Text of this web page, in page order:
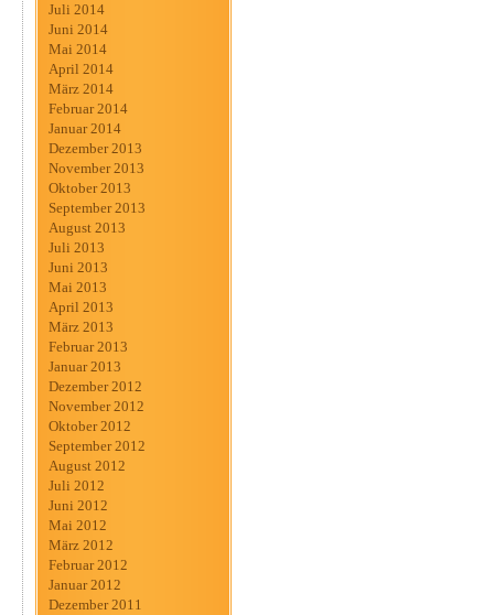
Juli 2014
Juni 2014
Mai 2014
April 2014
März 2014
Februar 2014
Januar 2014
Dezember 2013
November 2013
Oktober 2013
September 2013
August 2013
Juli 2013
Juni 2013
Mai 2013
April 2013
März 2013
Februar 2013
Januar 2013
Dezember 2012
November 2012
Oktober 2012
September 2012
August 2012
Juli 2012
Juni 2012
Mai 2012
März 2012
Februar 2012
Januar 2012
Dezember 2011